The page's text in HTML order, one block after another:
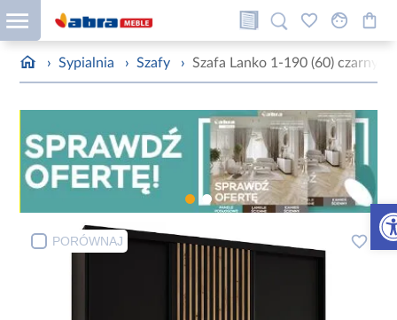
› Sypialnia › Szafy › Szafa Lanko 1-190 (60) czarny
PORÓWNAJ